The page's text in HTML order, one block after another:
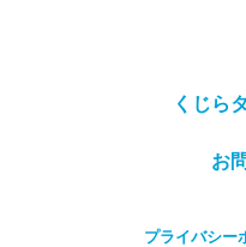
くじら
お
プライバシー